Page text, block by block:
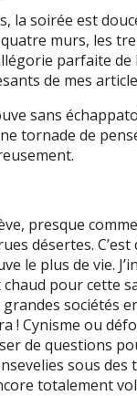
la soirée est
murs, les
parfaite
de mes
sans
tornade de
presque
désertes.
le plus de vie.
pour cette
sociétés
! Cynisme ou
de questions
sous des
totalement